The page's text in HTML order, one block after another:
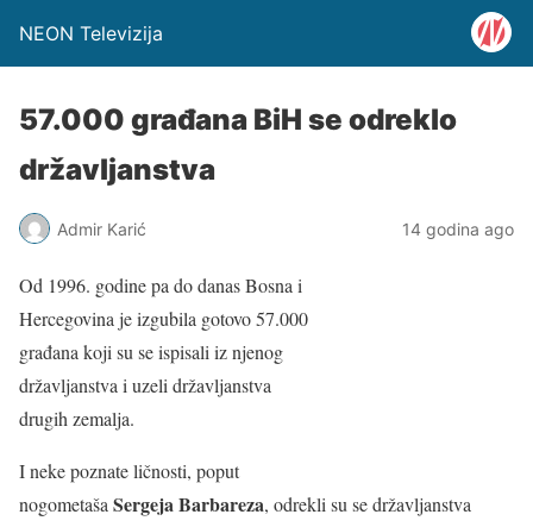
NEON Televizija
57.000 građana BiH se odreklo
državljanstva
Admir Karić 14 godina ago
Od 1996. godine pa do danas Bosna i
Hercegovina je izgubila gotovo 57.000
građana koji su se ispisali iz njenog
državljanstva i uzeli državljanstva
drugih zemalja.
I neke poznate ličnosti, poput
nogometaša Sergeja Barbareza, odrekli su se državljanstva